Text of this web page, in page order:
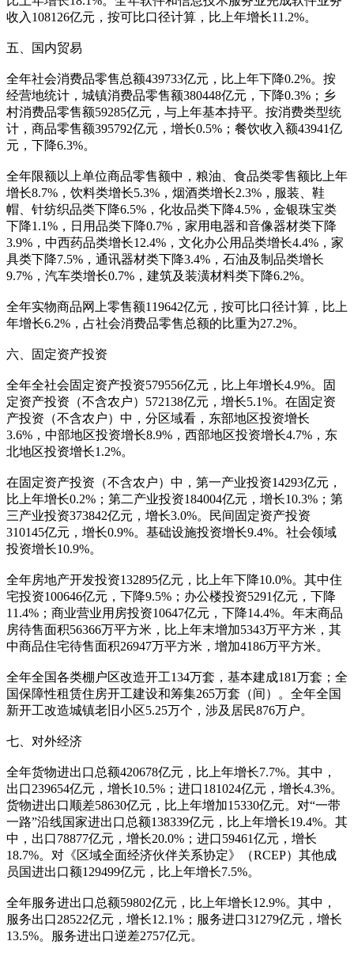
收入108126亿元，按可比口径计算，比上年增长11.2%。
五、国内贸易
全年社会消费品零售总额439733亿元，比上年下降0.2%。按
经营地统计，城镇消费品零售额380448亿元，下降0.3%；乡
村消费品零售额59285亿元，与上年基本持平。按消费类型统
计，商品零售额395792亿元，增长0.5%；餐饮收入额43941亿
元，下降6.3%。
全年限额以上单位商品零售额中，粮油、食品类零售额比上年
增长8.7%，饮料类增长5.3%，烟酒类增长2.3%，服装、鞋
帽、针纺织品类下降6.5%，化妆品类下降4.5%，金银珠宝类
下降1.1%，日用品类下降0.7%，家用电器和音像器材类下降
3.9%，中西药品类增长12.4%，文化办公用品类增长4.4%，家
具类下降7.5%，通讯器材类下降3.4%，石油及制品类增长
9.7%，汽车类增长0.7%，建筑及装潢材料类下降6.2%。
全年实物商品网上零售额119642亿元，按可比口径计算，比上
年增长6.2%，占社会消费品零售总额的比重为27.2%。
六、固定资产投资
全年全社会固定资产投资579556亿元，比上年增长4.9%。固
定资产投资（不含农户）572138亿元，增长5.1%。在固定资
产投资（不含农户）中，分区域看，东部地区投资增长
3.6%，中部地区投资增长8.9%，西部地区投资增长4.7%，东
北地区投资增长1.2%。
在固定资产投资（不含农户）中，第一产业投资14293亿元，
比上年增长0.2%；第二产业投资184004亿元，增长10.3%；第
三产业投资373842亿元，增长3.0%。民间固定资产投资
310145亿元，增长0.9%。基础设施投资增长9.4%。社会领域
投资增长10.9%。
全年房地产开发投资132895亿元，比上年下降10.0%。其中住
宅投资100646亿元，下降9.5%；办公楼投资5291亿元，下降
11.4%；商业营业用房投资10647亿元，下降14.4%。年末商品
房待售面积56366万平方米，比上年末增加5343万平方米，其
中商品住宅待售面积26947万平方米，增加4186万平方米。
全年全国各类棚户区改造开工134万套，基本建成181万套；全
国保障性租赁住房开工建设和筹集265万套（间）。全年全国
新开工改造城镇老旧小区5.25万个，涉及居民876万户。
七、对外经济
全年货物进出口总额420678亿元，比上年增长7.7%。其中，
出口239654亿元，增长10.5%；进口181024亿元，增长4.3%。
货物进出口顺差58630亿元，比上年增加15330亿元。对“一带
一路”沿线国家进出口总额138339亿元，比上年增长19.4%。其
中，出口78877亿元，增长20.0%；进口59461亿元，增长
18.7%。对《区域全面经济伙伴关系协定》（RCEP）其他成
员国进出口额129499亿元，比上年增长7.5%。
全年服务进出口总额59802亿元，比上年增长12.9%。其中，
服务出口28522亿元，增长12.1%；服务进口31279亿元，增长
13.5%。服务进出口逆差2757亿元。